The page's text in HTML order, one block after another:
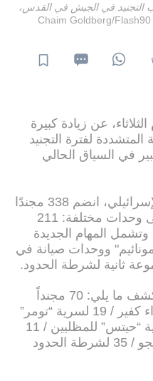
التجنيد في الجيش في القدس،
Chaim Goldberg/Flash90
عن زيادة كبيرة
المتشددة لفترة التجنيد
تطور كبير في السياق الحالي
وفقًا للمتحدث باسم الجيش الإسرائيلي، انضم 338 مجندًا
جديدًا من اليهود المتشددين إلى وحدات مختلفة: 211
دعم. وتشمل المهام الجديدة
ووحدات صيانة في
ثانية لشرطة الحدود.
الأرقام التفصيلية لكل وحدة تكشف ما يلي: 70 مجنداً
لكتيبة “نتساح يهودا” التابعة للواء كفير / 19 لسرية “تومر”
التابعة للواء جفعاتي / 19 لسرية “حيتس” للمظليين / 11
لوحدة “النقب” التابعة لسلاح الجو / 35 لشرطة الحدود